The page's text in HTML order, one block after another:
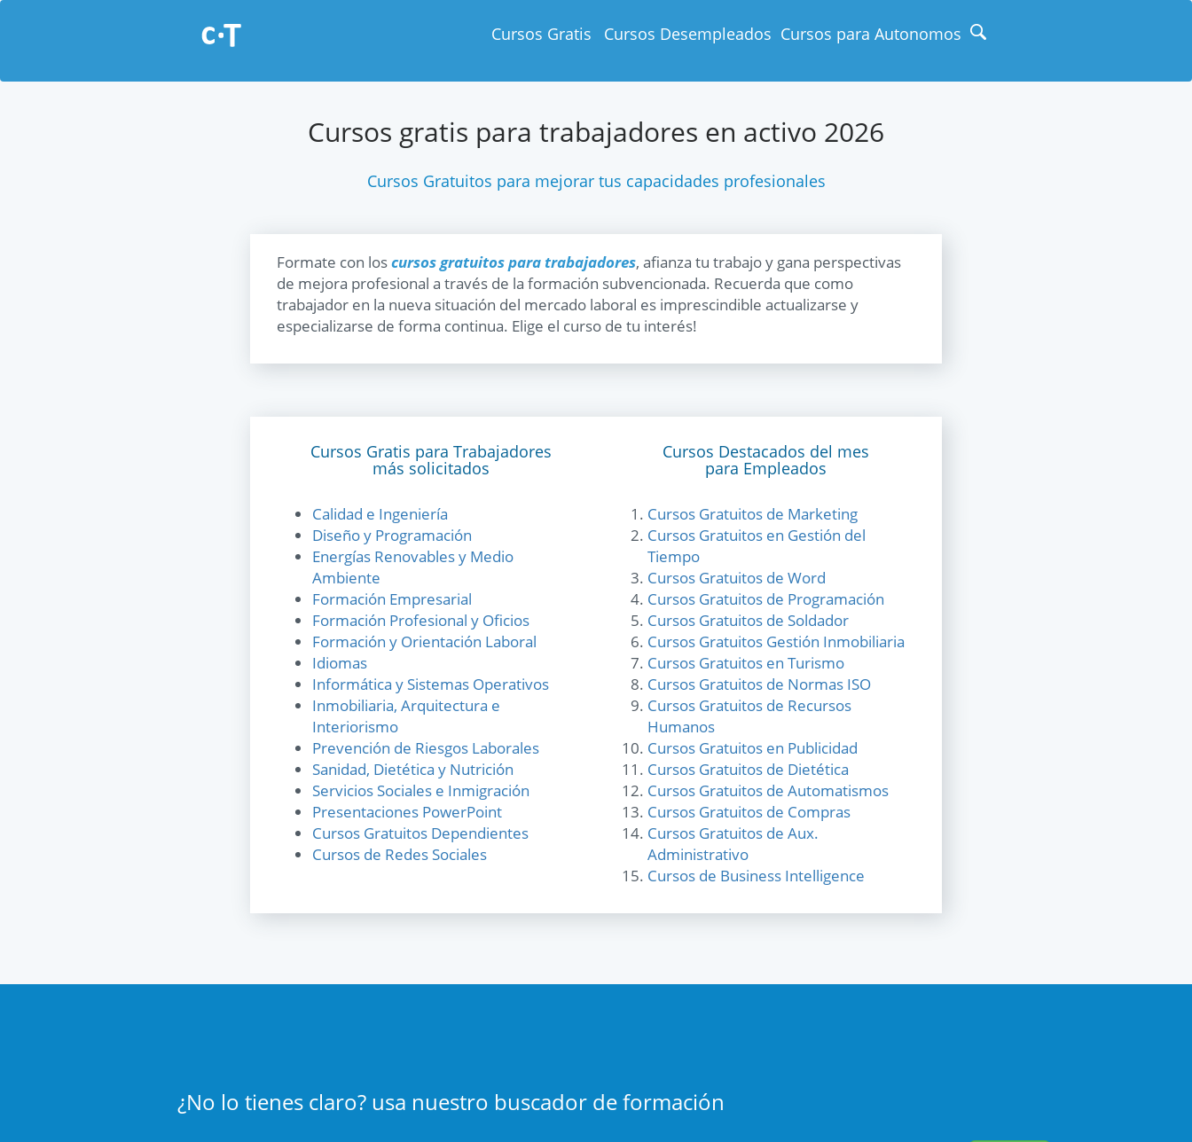
Cursos Gratis Cursos Desempleados Cursos para Autonomos
Cursos gratis para trabajadores en activo 2026
Cursos Gratuitos para mejorar tus capacidades profesionales
Formate con loscursos gratuitos para trabajadores, afianza tu trabajo y gana perspectivas
de mejora profesional a través de la formación subvencionada. Recuerda que como
trabajador en la nueva situación del mercado laboral es imprescindible actualizarse y
especializarse de forma continua. Elige el curso de tu interés!
Cursos Gratis para Trabajadores
más solicitados
Calidad e Ingeniería
Diseño y Programación
Energías Renovables y Medio
Ambiente
Formación Empresarial
Formación Profesional y Oficios
Formación y Orientación Laboral
Idiomas
Informática y Sistemas Operativos
Inmobiliaria, Arquitectura e
Interiorismo
Prevención de Riesgos Laborales
Sanidad, Dietética y Nutrición
Servicios Sociales e Inmigración
Presentaciones PowerPoint
Cursos Gratuitos Dependientes
Cursos de Redes Sociales
Cursos Destacados del mes
para Empleados
Cursos Gratuitos de Marketing
Cursos Gratuitos en Gestión del
Tiempo
Cursos Gratuitos de Word
Cursos Gratuitos de Programación
Cursos Gratuitos de Soldador
Cursos Gratuitos Gestión Inmobiliaria
Cursos Gratuitos en Turismo
Cursos Gratuitos de Normas ISO
Cursos Gratuitos de Recursos
Humanos
Cursos Gratuitos en Publicidad
Cursos Gratuitos de Dietética
Cursos Gratuitos de Automatismos
Cursos Gratuitos de Compras
Cursos Gratuitos de Aux.
Administrativo
Cursos de Business Intelligence
¿No lo tienes claro? usa nuestro buscador de formación